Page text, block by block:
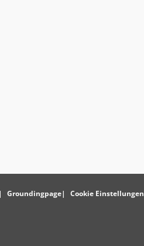
Groundingpage Cookie Einstellungen